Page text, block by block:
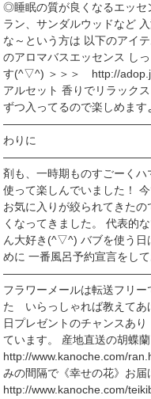
◎睡眠の質が良くなるエッ
ラン、サンダルウッドなど
な～という方は 以下のアイ
のアロマバスエッセンス し
す(^▽^) ＞＞＞ http://
アルセット 香りでリラック
ずつ入ってるので楽しめま
わりに
剤も、一時期ものすごーく
使って楽しんでいました！
お気に入りが絞られてきた
くなってきました。 代表的
ん大好き(^▽^) バブを使う日
めに 一番風呂予約宣言をして
フラワーメールは転送フリ
た いらっしゃれば教えてあ
日プレゼントのチャンスあ
ています。 産地直送の胡蝶
http://www.kanoche.com/
みの間隔で《幸せの花》お届
http://www.kanoche.com/